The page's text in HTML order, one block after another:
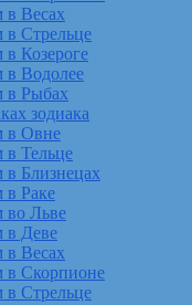
в Весах
в Стрельце
Козероге
в Водолее
в Рыбах
зодиака
в Овне
в Тельце
в Близнецах
в Раке
во Льве
в Деве
в Весах
в Скорпионе
в Стрельце